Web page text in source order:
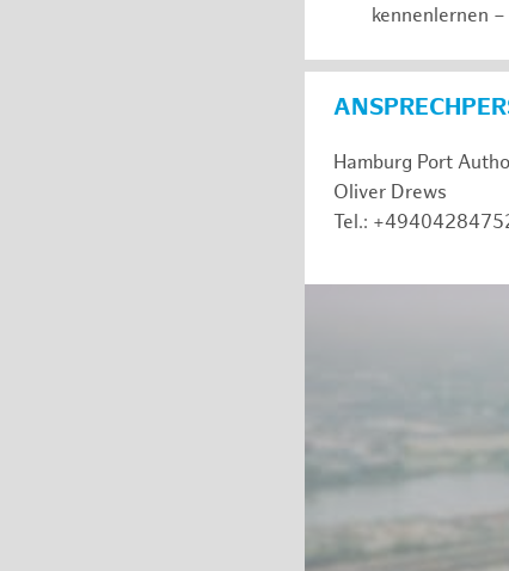
kennenlernen
Hamburg Port
Oliver Drews
Tel.: